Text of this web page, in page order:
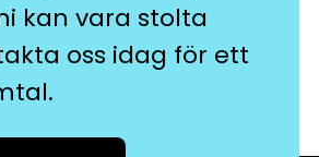
kan vara stolta
oss idag för ett